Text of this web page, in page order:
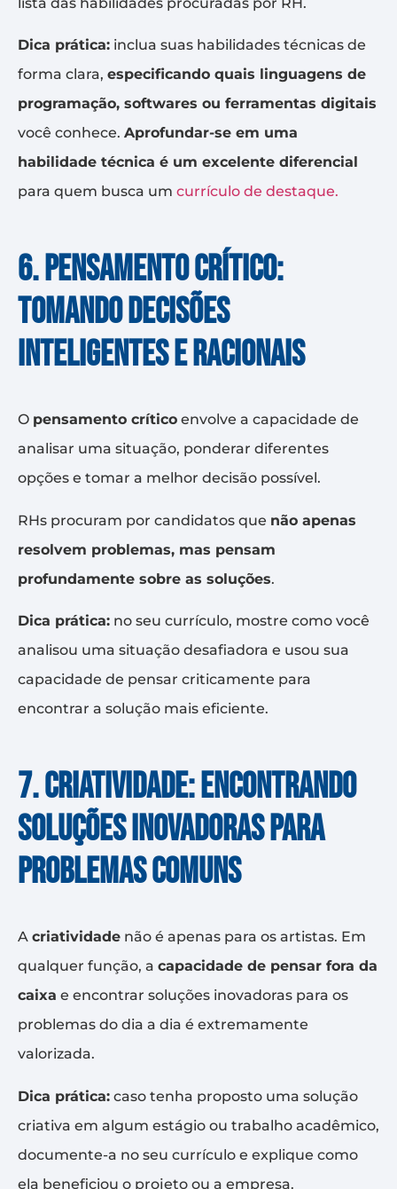
Dica prática: inclua suas habilidades técnicas de
forma clara, especificando quais linguagens de
programação, softwares ou ferramentas digitais
você conhece. Aprofundar-se em uma
habilidade técnica é um excelente diferencial
para quem busca um currículo de destaque.
6. Pensamento crítico:
tomando decisões
inteligentes e racionais
O pensamento crítico envolve a capacidade de
analisar uma situação, ponderar diferentes
opções e tomar a melhor decisão possível.
RHs procuram por candidatos que não apenas
resolvem problemas, mas pensam
profundamente sobre as soluções.
Dica prática: no seu currículo, mostre como você
analisou uma situação desafiadora e usou sua
capacidade de pensar criticamente para
encontrar a solução mais eficiente.
7. Criatividade: encontrando
soluções inovadoras para
problemas comuns
A criatividade não é apenas para os artistas. Em
qualquer função, a capacidade de pensar fora da
caixa e encontrar soluções inovadoras para os
problemas do dia a dia é extremamente
valorizada.
Dica prática: caso tenha proposto uma solução
criativa em algum estágio ou trabalho acadêmico,
documente-a no seu currículo e explique como
ela beneficiou o projeto ou a empresa.